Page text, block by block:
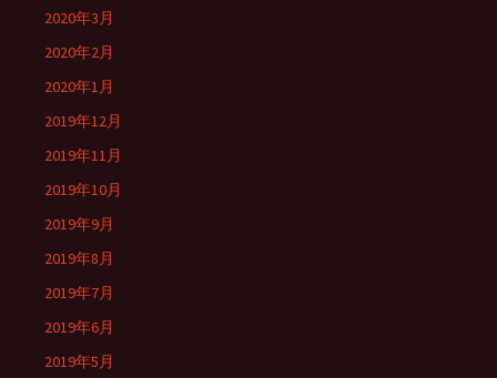
2020年3月
2020年2月
2020年1月
2019年12月
2019年11月
2019年10月
2019年9月
2019年8月
2019年7月
2019年6月
2019年5月